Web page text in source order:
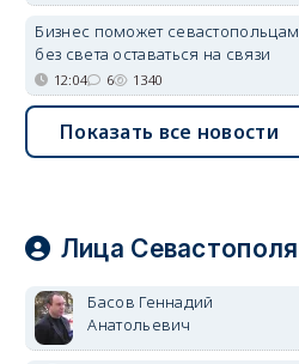
Бизнес поможет севастопольцам
без света оставаться на связи
12:04 6 1340
Показать все новости
Лица Севастополя
Басов Геннадий
Анатольевич